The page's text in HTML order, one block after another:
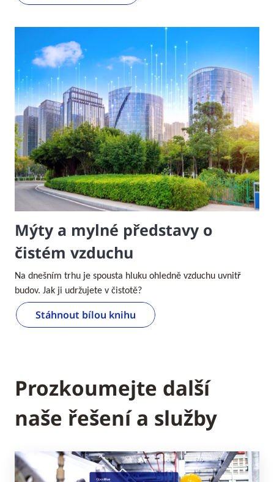
Mýty a mylné představy o
čistém vzduchu
Na dnešním trhu je spousta hluku ohledně vzduchu uvnitř
budov. Jak ji udržujete v čistotě?
Stáhnout bílou knihu
Prozkoumejte další
naše řešení a služby